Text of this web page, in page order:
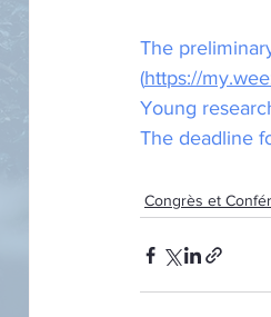
The
(https://
Young
The deadline
Congrès et